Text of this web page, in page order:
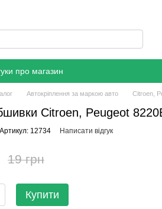
про магазин
Автокріплення за маркою авто Citroen,
Citroen, Peugeot
Артикул: 12734 Написати відгук
19 грн
Купити